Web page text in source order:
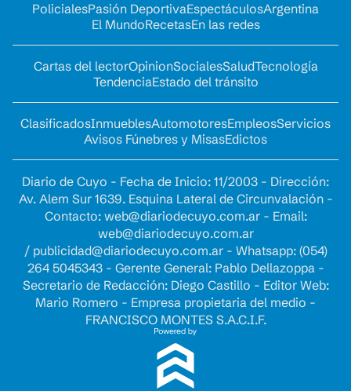
PolicialesPasión DeportivaEspectáculosArgentina
El MundoRecetasEn las redes
Cartas del lectorOpinionSocialesSaludTecnología
TendenciaEstado del tránsito
ClasificadosInmueblesAutomotoresEmpleosServicios
Avisos Fúnebres y MisasEdictos
Diario de Cuyo - Fecha de Inicio: 11/2003 - Dirección:
Av. Alem Sur 1639. Esquina Lateral de Circunvalación -
Contacto: web@diariodecuyo.com.ar- Email:
web@diariodecuyo.com.ar
/ publicidad@diariodecuyo.com.ar- Whatsapp: (054)
264 5045343 - Gerente General: Pablo Dellazoppa -
Secretario de Redacción: Diego Castillo - Editor Web:
Mario Romero - Empresa propietaria del medio -
FRANCISCO MONTES S.A.C.I.F.